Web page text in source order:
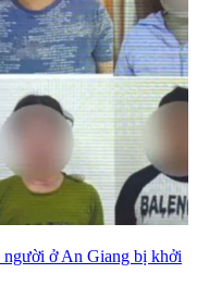
người ở An Giang bị khởi